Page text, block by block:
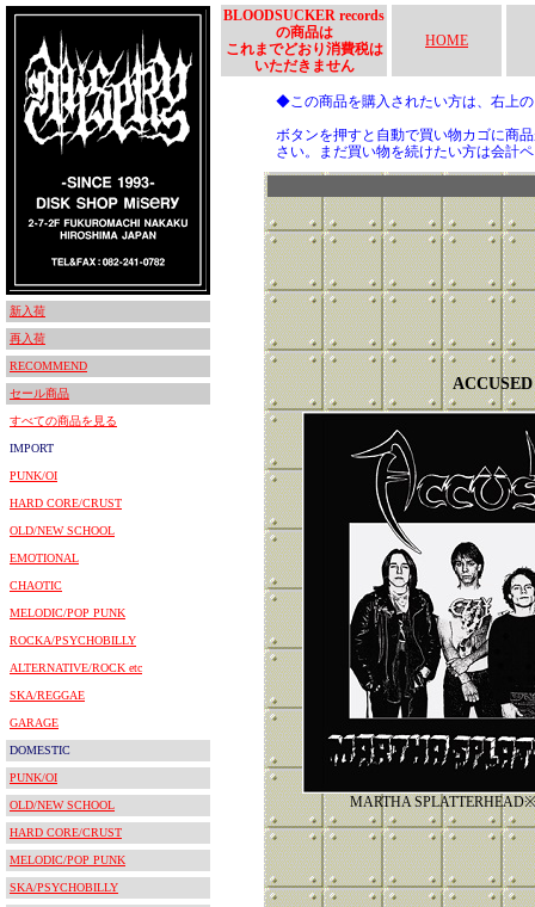
新入荷
再入荷
RECOMMEND
セール商品
すべての商品を見る
IMPORT
PUNK/OI
HARD CORE/CRUST
OLD/NEW SCHOOL
EMOTIONAL
CHAOTIC
MELODIC/POP PUNK
ROCKA/PSYCHOBILLY
ALTERNATIVE/ROCK etc
SKA/REGGAE
GARAGE
DOMESTIC
PUNK/OI
OLD/NEW SCHOOL
HARD CORE/CRUST
MELODIC/POP PUNK
SKA/PSYCHOBILLY
BLOODSUCKER records
の商品は
これまでどおり消費税は
いただきません
HOME
◆この商品を購入されたい方は、右上
ボタンを押すと自動で買い物カゴに商
さい。まだ買い物を続けたい方は会計
ACCUSED
MARTHA